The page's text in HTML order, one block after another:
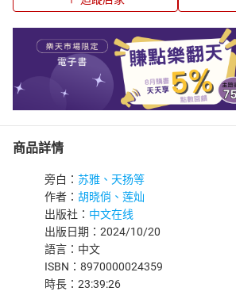
商品詳情
旁白： 苏雅、天扬等
作者： 胡晓俏、莲灿
出版社： 中文在线
出版日期：2024/10/20
語言：中文
ISBN：8970000024359
時長：23:39:26